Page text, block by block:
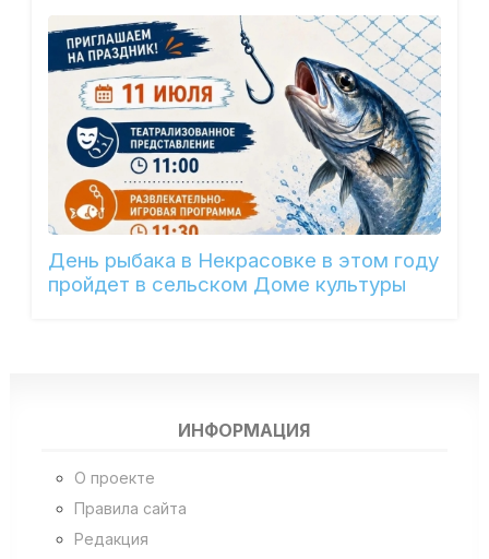
День рыбака в Некрасовке в этом году
пройдет в сельском Доме культуры
ИНФОРМАЦИЯ
О проекте
Правила сайта
Редакция